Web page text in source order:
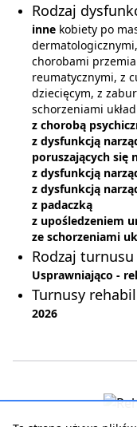
Rodzaj
inne kobiety po
chorobami
reumatycznymi, z
dziecięcym, z
schorzeniami
z chorobą
z dysfunkcją
poruszających się
z dysfunkcją
z dysfunkcją
z padaczką
z upośledzeniem
ze schorzeniami
Rodzaj turnusu
Usprawniająco -
Turnusy
2026